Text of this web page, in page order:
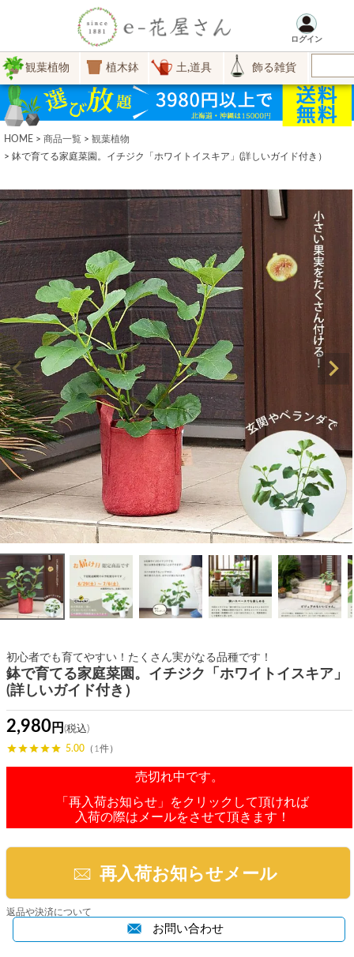
ログイン
観葉植物 植木鉢 土,道具 飾る雑貨
HOME 商品一覧
観葉植物
鉢で育てる家庭菜園。イチジク「ホワイトイスキア」(詳しいガイド付き）
初心者でも育てやすい！たくさん実がなる品種です！
鉢で育てる家庭菜園。イチジク「ホワイトイスキア」
(詳しいガイド付き）
2,980
5.00 （1件）
売切れ中です。
「再入荷お知らせ」をクリックして頂ければ
入荷の際はメールをさせて頂きます！
再入荷お知らせメール
お問い合わせ
返品や決済について